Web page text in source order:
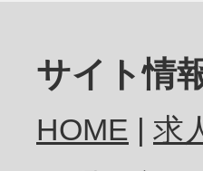
サイト情
HOME 求